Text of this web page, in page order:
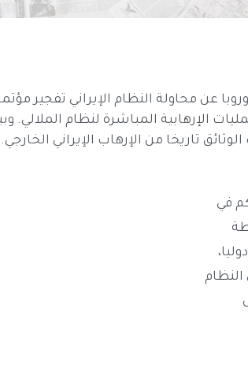
في أوروبا عن محاولة النظام الإيراني
الإرهابية المباشرة لنظام الملالي.
تاريخا من الإرهاب الإيراني الخارجي.
في